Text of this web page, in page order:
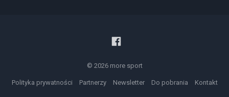
© 2026 more sport
Polityka prywatności Partnerzy Newsletter Do pobrania Kontakt